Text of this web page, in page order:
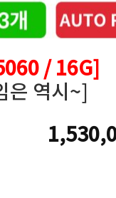
/ 16G]
은 역시~]